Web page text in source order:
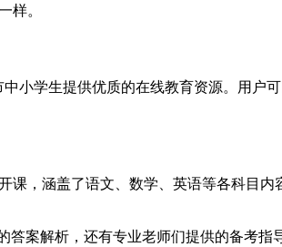
样。
小学生提供优质的在线教育资源。用户
，涵盖了语文、数学、英语等各科目
案解析，还有专业老师们提供的备考指